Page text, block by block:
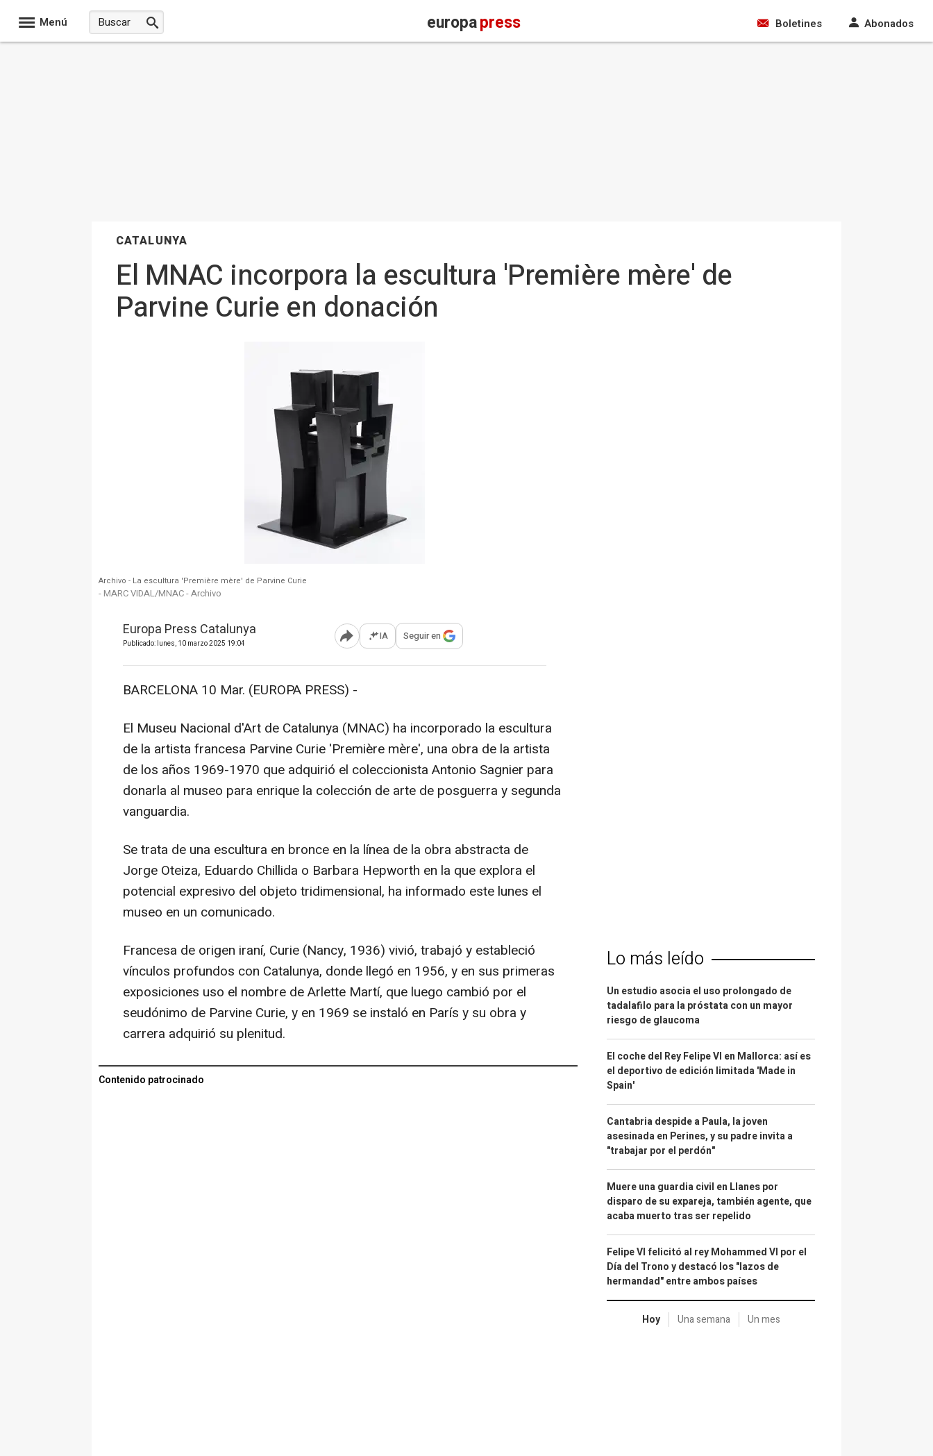
Menú europapress Boletines Abonados
CATALUNYA
El MNAC incorpora la escultura 'Première mère' de
Parvine Curie en donación
Archivo - La escultura 'Première mère' de Parvine Curie
- MARC VIDAL/MNAC - Archivo
Europa Press Catalunya
Publicado: lunes, 10 marzo 2025 19:04 Abrir opciones para compartir
IA Seguir en
BARCELONA 10 Mar. (EUROPA PRESS) -
El Museu Nacional d'Art de Catalunya (MNAC) ha incorporado la escultura
de la artista francesa Parvine Curie 'Première mère', una obra de la artista
de los años 1969-1970 que adquirió el coleccionista Antonio Sagnier para
donarla al museo para enrique la colección de arte de posguerra y segunda
vanguardia.
Se trata de una escultura en bronce en la línea de la obra abstracta de
Jorge Oteiza, Eduardo Chillida o Barbara Hepworth en la que explora el
potencial expresivo del objeto tridimensional, ha informado este lunes el
museo en un comunicado.
Francesa de origen iraní, Curie (Nancy, 1936) vivió, trabajó y estableció
vínculos profundos con Catalunya, donde llegó en 1956, y en sus primeras
exposiciones uso el nombre de Arlette Martí, que luego cambió por el
seudónimo de Parvine Curie, y en 1969 se instaló en París y su obra y
carrera adquirió su plenitud.
Contenido patrocinado
Lo más leído
Un estudio asocia el uso prolongado de
tadalafilo para la próstata con un mayor
riesgo de glaucoma
El coche del Rey Felipe VI en Mallorca: así es
el deportivo de edición limitada 'Made in
Spain'
Cantabria despide a Paula, la joven
asesinada en Perines, y su padre invita a
"trabajar por el perdón"
Muere una guardia civil en Llanes por
disparo de su expareja, también agente, que
acaba muerto tras ser repelido
Felipe VI felicitó al rey Mohammed VI por el
Día del Trono y destacó los "lazos de
hermandad" entre ambos países
Hoy Una semana Un mes